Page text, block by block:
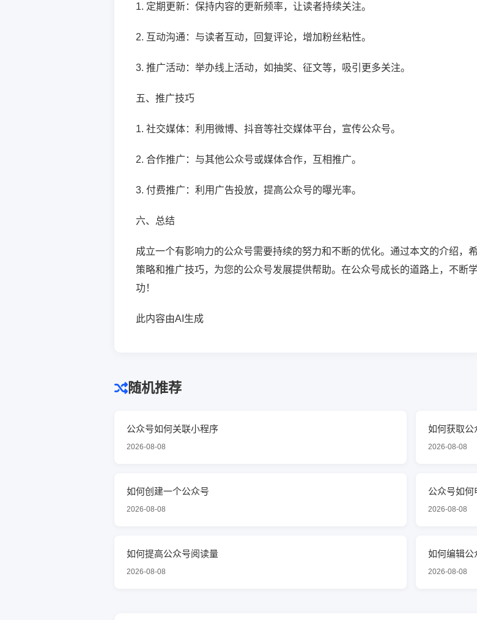
1. 定期更新：保持内容的更新频率，让读者持续关注。
2. 互动沟通：与读者互动，回复评论，增加粉丝粘性。
3. 推广活动：举办线上活动，如抽奖、征文等，吸引更多关注。
五、推广技巧
1. 社交媒体：利用微博、抖音等社交媒体平台，宣传公众号。
2. 合作推广：与其他公众号或媒体合作，互相推广。
3. 付费推广：利用广告投放，提高公众号的曝光率。
六、总结
成立一个有影响力的公众号需要持续的努力和不断的优化。通过本文的介绍，
策略和推广技巧，为您的公众号发展提供帮助。在公众号成长的道路上，不断
功！
此内容由AI生成
随机推荐
公众号如何关联小程序
2026-08-08
如何获取公
2026-08-08
如何创建一个公众号
2026-08-08
公众号如何
2026-08-08
如何提高公众号阅读量
2026-08-08
如何编辑公
2026-08-08